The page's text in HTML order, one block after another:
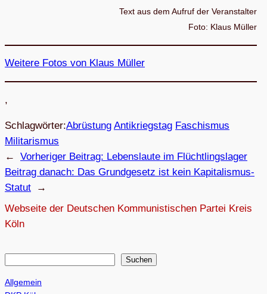
Text aus dem Auf­ruf der Ver­an­stal­ter
Foto: Klaus Müller
Wei­tere Fotos von Klaus Müller
,
Schlagwörter:Abrüstung Antikriegstag Faschismus
Militarismus
←
Vorheriger Beitrag: Lebens­laute im Flüchtlingslager
Beitrag danach: Das Grund­ge­setz ist kein Kapitalismus-
Statut
→
Webseite der Deutschen Kommunistischen Partei Kreis
Köln
c
Suchen
Allgemein